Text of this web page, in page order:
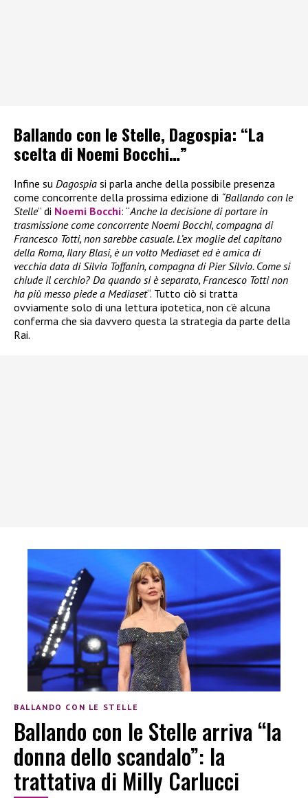
Ballando con le Stelle, Dagospia: “La
scelta di Noemi Bocchi…”
Infine su Dagospia si parla anche della possibile presenza
come concorrente della prossima edizione di “Ballando con le
Stelle” di Noemi Bocchi: “Anche la decisione di portare in
trasmissione come concorrente Noemi Bocchi, compagna di
Francesco Totti, non sarebbe casuale. L’ex moglie del capitano
della Roma, Ilary Blasi, è un volto Mediaset ed è amica di
vecchia data di Silvia Toffanin, compagna di Pier Silvio. Come si
chiude il cerchio? Da quando si è separato, Francesco Totti non
ha più messo piede a Mediaset“. Tutto ciò si tratta
ovviamente solo di una lettura ipotetica, non c’è alcuna
conferma che sia davvero questa la strategia da parte della
Rai.
BALLANDO CON LE STELLE
Ballando con le Stelle arriva “la
donna dello scandalo”: la
trattativa di Milly Carlucci